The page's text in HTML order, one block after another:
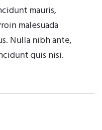
mauris,
malesuada
Nulla nibh ante,
quis nisi.